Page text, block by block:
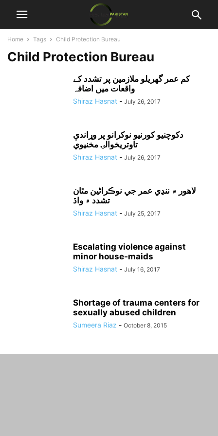
Home Tags Child Protection Bureau
Child Protection Bureau
کم عمر گھریلو ملازمین پر تشدد کے
واقعات میں اضافہ
Shiraz Hasnat - July 26, 2017
دکوچنيو کورنيو نوکرانو پر وړاندې
تاوتريخوالۍ مخنيوي
Shiraz Hasnat - July 26, 2017
لاهور ۾ ننڍي عمر جي نوڪراڻين مٿان
تشدد ۾ واڌ
Shiraz Hasnat - July 25, 2017
Escalating violence against
minor house-maids
Shiraz Hasnat - July 16, 2017
Shortage of trauma centers for
sexually abused children
Sumeera Riaz - October 8, 2015